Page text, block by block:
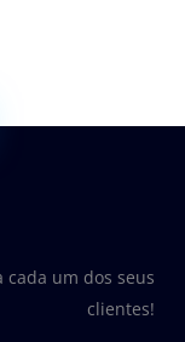
um dos seus
clientes!